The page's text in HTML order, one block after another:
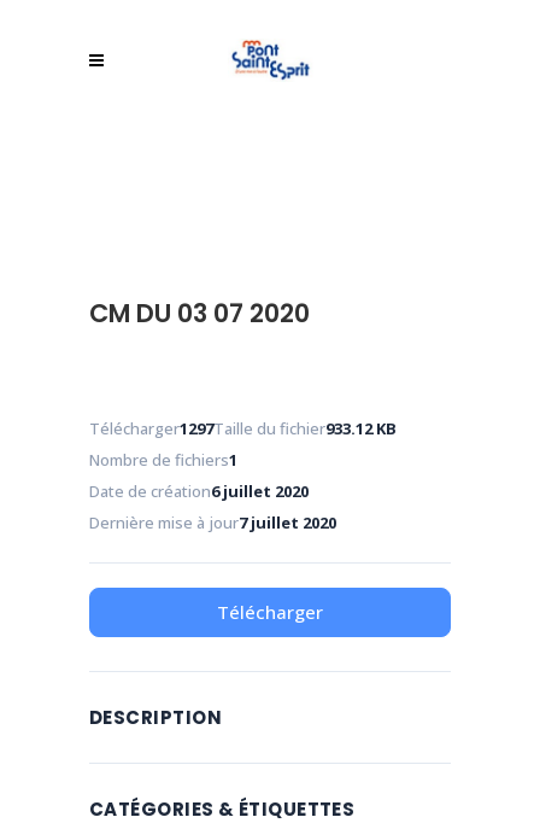
CM DU 03 07 2020
Télécharger1297Taille du fichier933.12 KB
Nombre de fichiers1
Date de création6 juillet 2020
Dernière mise à jour7 juillet 2020
Télécharger
DESCRIPTION
CATÉGORIES & ÉTIQUETTES